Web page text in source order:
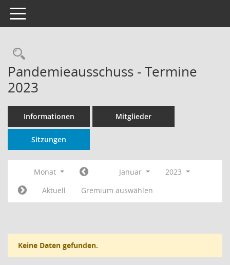
Toggle navigation
Rechercheauswahl
Pandemieausschuss - Termine
2023
Informationen Mitglieder
Sitzungen
Monat Januar
2023
Aktuell
Gremium auswählen
Keine Daten gefunden.